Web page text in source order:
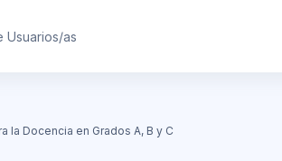
Usuarios/as
la Docencia en Grados A, B y C